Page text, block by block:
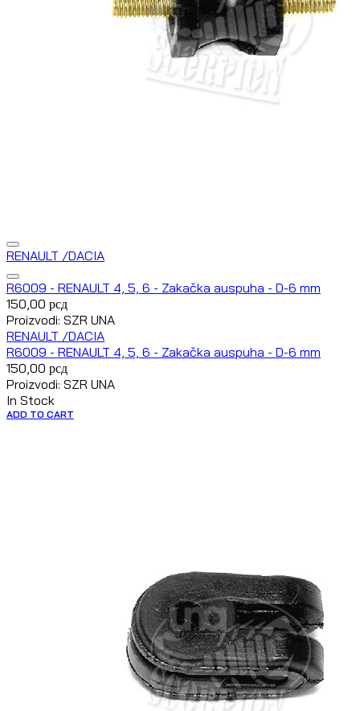
RENAULT /DACIA
R6009 - RENAULT 4, 5, 6 - Zakačka auspuha - D-6 mm
150,00 рсд
Proizvodi: SZR UNA
RENAULT /DACIA
R6009 - RENAULT 4, 5, 6 - Zakačka auspuha - D-6 mm
150,00 рсд
Proizvodi: SZR UNA
In Stock
ADD TO CART